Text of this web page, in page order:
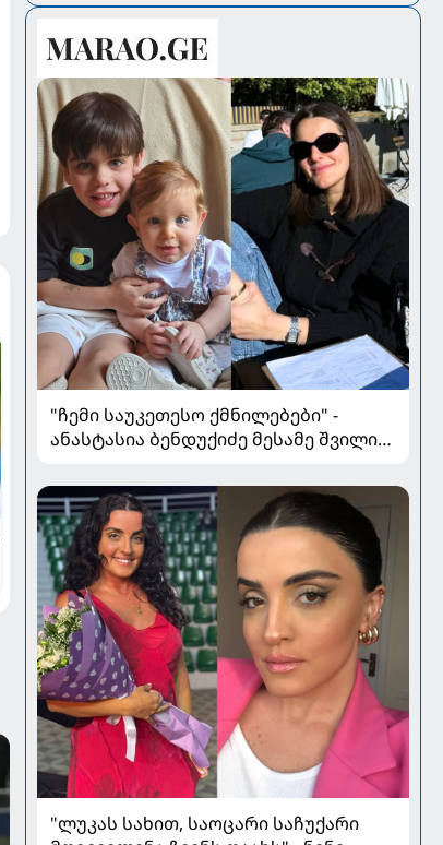
პედიატრ სალომე ახვლედიანის
რჩევები
"ჩემი საუკეთესო ქმნილებები" -
ანასტასია ბენდუქიძე მესამე შვილის
"ლუკას სახით, საოცარი საჩუქარი